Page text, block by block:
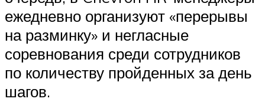
ежедневно организуют «перерывы
на разминку» и негласные
соревнования среди сотрудников
по количеству пройденных за день
шагов.